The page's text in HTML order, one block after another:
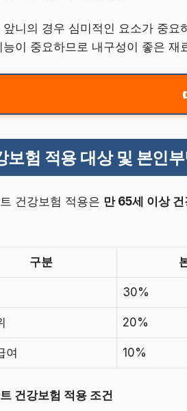
앞니의 경우 심미적인 요소가 중요
능이 중요하므로 내구성이 좋은 재
보험 적용 대상 및 본인
건강보험 적용은 만 65세 이상
구분
30%
20%
여 10%
건강보험 적용 조건